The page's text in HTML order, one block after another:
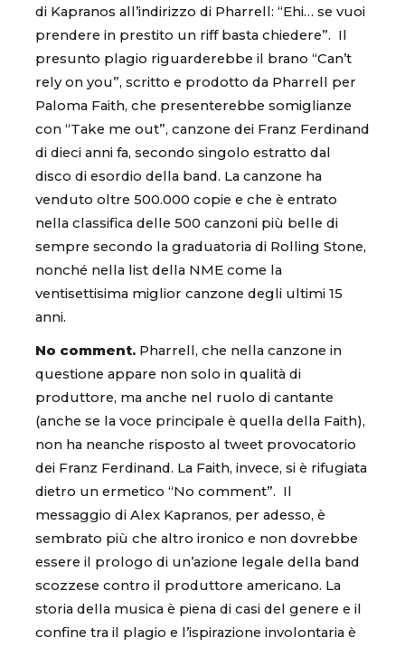
di Kapranos all’indirizzo di Pharrell: “Ehi… se vuoi
prendere in prestito un riff basta chiedere”. Il
presunto plagio riguarderebbe il brano “Can’t
rely on you”, scritto e prodotto da Pharrell per
Paloma Faith, che presenterebbe somiglianze
con “Take me out”, canzone dei Franz Ferdinand
di dieci anni fa, secondo singolo estratto dal
disco di esordio della band. La canzone ha
venduto oltre 500.000 copie e che è entrato
nella classifica delle 500 canzoni più belle di
sempre secondo la graduatoria di Rolling Stone,
nonché nella list della NME come la
ventisettisima miglior canzone degli ultimi 15
anni.
No comment. Pharrell, che nella canzone in
questione appare non solo in qualità di
produttore, ma anche nel ruolo di cantante
(anche se la voce principale è quella della Faith),
non ha neanche risposto al tweet provocatorio
dei Franz Ferdinand. La Faith, invece, si è rifugiata
dietro un ermetico “No comment”. Il
messaggio di Alex Kapranos, per adesso, è
sembrato più che altro ironico e non dovrebbe
essere il prologo di un’azione legale della band
scozzese contro il produttore americano. La
storia della musica è piena di casi del genere e il
confine tra il plagio e l’ispirazione involontaria è